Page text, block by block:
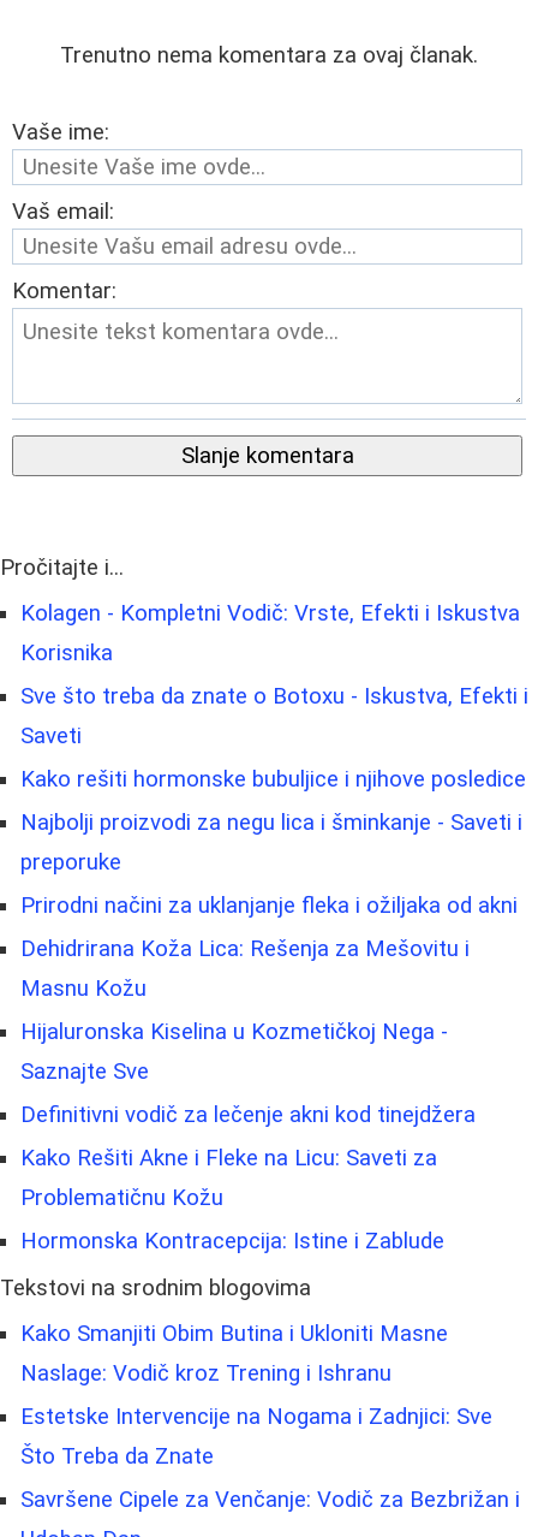
Trenutno nema komentara za ovaj članak.
Vaše ime:
Vaš email:
Komentar:
Slanje komentara
Pročitajte i...
Kolagen - Kompletni Vodič: Vrste, Efekti i Iskustva
Korisnika
Sve što treba da znate o Botoxu - Iskustva, Efekti i
Saveti
Kako rešiti hormonske bubuljice i njihove posledice
Najbolji proizvodi za negu lica i šminkanje - Saveti i
preporuke
Prirodni načini za uklanjanje fleka i ožiljaka od akni
Dehidrirana Koža Lica: Rešenja za Mešovitu i
Masnu Kožu
Hijaluronska Kiselina u Kozmetičkoj Nega -
Saznajte Sve
Definitivni vodič za lečenje akni kod tinejdžera
Kako Rešiti Akne i Fleke na Licu: Saveti za
Problematičnu Kožu
Hormonska Kontracepcija: Istine i Zablude
Tekstovi na srodnim blogovima
Kako Smanjiti Obim Butina i Ukloniti Masne
Naslage: Vodič kroz Trening i Ishranu
Estetske Intervencije na Nogama i Zadnjici: Sve
Što Treba da Znate
Savršene Cipele za Venčanje: Vodič za Bezbrižan i